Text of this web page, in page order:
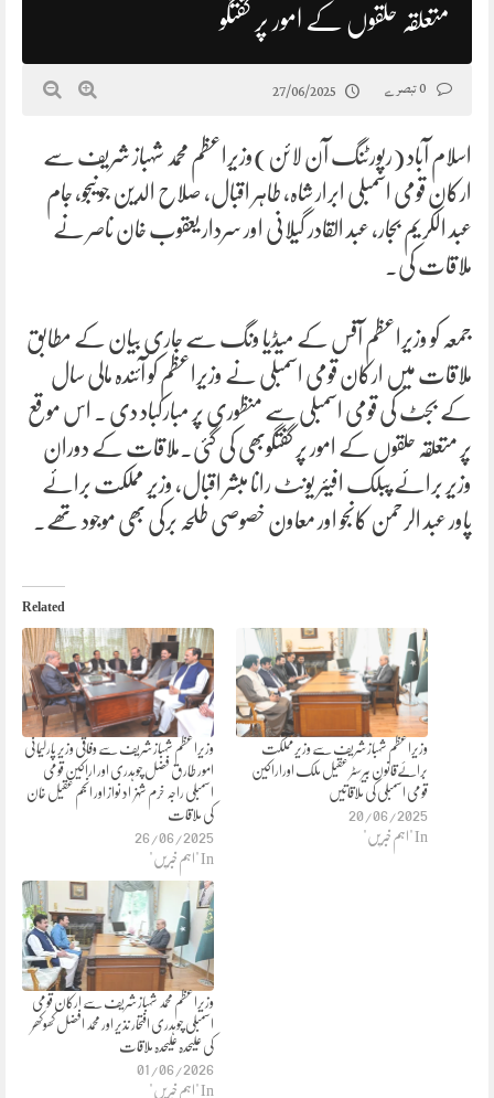
متعلقہ حلقوں کے امور پر گفتگو
27/06/2025
اسلام آباد (رپورٹنگ آن لائن)وزیراعظم محمد شہباز شریف سے
ارکان قومی اسمبلی ابرار شاہ، طاہر اقبال، صلاح الدین جونیجو، جام
عبد الکریم بجار، عبد القادر گیلانی اور سردار یعقوب خان ناصر نے
ملاقات کی۔
جمعہ کو وزیراعظم آفس کے میڈیا ونگ سے جاری بیان کے مطابق
ملاقات میں ارکان قومی اسمبلی نے وزیراعظم کو آئندہ مالی سال
کے بجٹ کی قومی اسمبلی سے منظوری پر مبارکباد دی ۔ اس موقع
پر متعلقہ حلقوں کے امور پر گفتگوبھی کی گئی۔ملاقات کے دوران
وزیر برائے پبلک افیئر یونٹ رانا مبشر اقبال، وزیر مملکت برائے
پاور عبد الرحمن کانجو اور معاون خصوصی طلحہ برکی بھی موجود تھے۔
Related
وزیراعظم شہباز شریف سے وفاقی وزیر پارلیمانی
امور طارق فضل چوہدری اور اراکین قومی
اسمبلی راجہ خرم شہزاد نواز اور انجم عقیل خان
کی ملاقات
26/06/2025
In "اہم خبریں"
وزیراعظم شہباز شریف سے وزیر مملکت
برائےقانون بیرسٹر عقیل ملک اوراراکین
قومی اسمبلی کی ملاقاتیں
20/06/2025
In "اہم خبریں"
وزیراعظم محمد شہباز شریف سے ارکان قومی
اسمبلی چوہدری افتحار نذیر اور محمد افضل کھوکھر
کی علیحدہ علیحدہ ملاقات
01/06/2026
In "اہم خبریں"